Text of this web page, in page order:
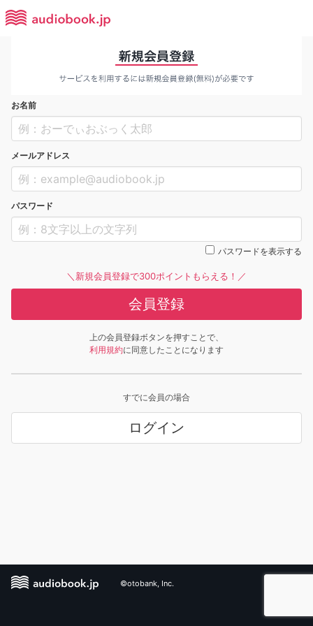
お名前
メールアドレス
パスワード
パスワードを表示する
＼新規会員登録で300ポイントもらえる！／
会員登録
上の会員登録ボタンを押すことで、
利用規約に同意したことになります
すでに会員の場合
ログイン
©otobank, Inc.